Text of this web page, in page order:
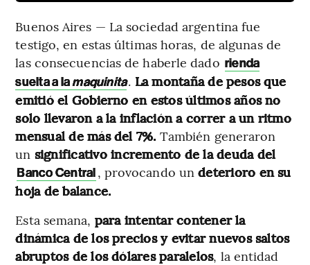
Buenos Aires — La sociedad argentina fue
testigo, en estas últimas horas, de algunas de
las consecuencias de haberle dado rienda
suelta a lamaquinita. La montaña de pesos que
emitió el Gobierno en estos últimos años no
solo llevaron a la inflación a correr a un ritmo
mensual de más del 7%. También generaron
un significativo incremento de la deuda del
Banco Central, provocando undeterioro en su
hoja de balance.
Esta semana, para intentar contener la
dinámica de los precios y evitar nuevos saltos
abruptos de los dólares paralelos, la entidad